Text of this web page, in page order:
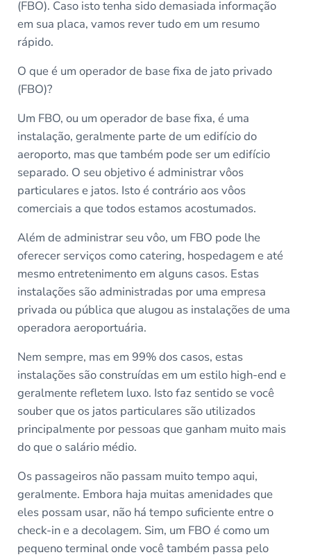
(FBO). Caso isto tenha sido demasiada informação
em sua placa, vamos rever tudo em um resumo
rápido.
O que é um operador de base fixa de jato privado
(FBO)?
Um FBO, ou um operador de base fixa, é uma
instalação, geralmente parte de um edifício do
aeroporto, mas que também pode ser um edifício
separado. O seu objetivo é administrar vôos
particulares e jatos. Isto é contrário aos vôos
comerciais a que todos estamos acostumados.
Além de administrar seu vôo, um FBO pode lhe
oferecer serviços como catering, hospedagem e até
mesmo entretenimento em alguns casos. Estas
instalações são administradas por uma empresa
privada ou pública que alugou as instalações de uma
operadora aeroportuária.
Nem sempre, mas em 99% dos casos, estas
instalações são construídas em um estilo high-end e
geralmente refletem luxo. Isto faz sentido se você
souber que os jatos particulares são utilizados
principalmente por pessoas que ganham muito mais
do que o salário médio.
Os passageiros não passam muito tempo aqui,
geralmente. Embora haja muitas amenidades que
eles possam usar, não há tempo suficiente entre o
check-in e a decolagem. Sim, um FBO é como um
pequeno terminal onde você também passa pelo